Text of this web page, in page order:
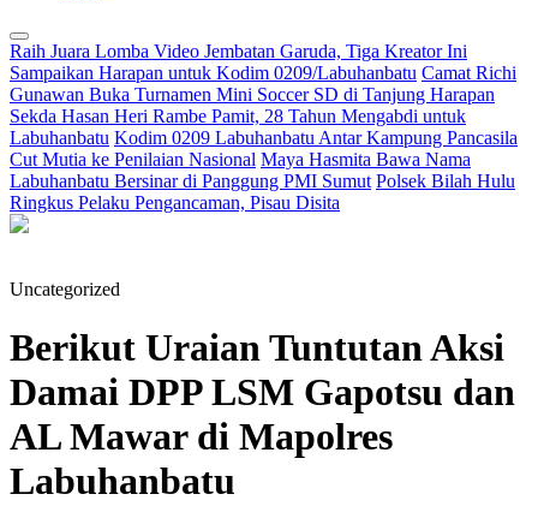
Raih Juara Lomba Video Jembatan Garuda, Tiga Kreator Ini
Sampaikan Harapan untuk Kodim 0209/Labuhanbatu Camat Richi
Gunawan Buka Turnamen Mini Soccer SD di Tanjung Harapan
Sekda Hasan Heri Rambe Pamit, 28 Tahun Mengabdi untuk
Labuhanbatu Kodim 0209 Labuhanbatu Antar Kampung Pancasila
Cut Mutia ke Penilaian Nasional Maya Hasmita Bawa Nama
Labuhanbatu Bersinar di Panggung PMI Sumut Polsek Bilah Hulu
Ringkus Pelaku Pengancaman, Pisau Disita
Uncategorized
Berikut Uraian Tuntutan Aksi
Damai DPP LSM Gapotsu dan
AL Mawar di Mapolres
Labuhanbatu